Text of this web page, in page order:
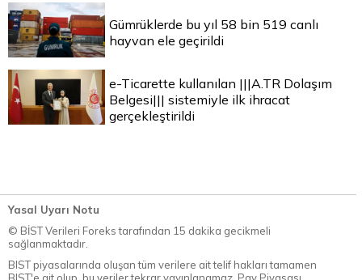
Gümrüklerde bu yıl 58 bin 519 canlı
hayvan ele geçirildi
e-Ticarette kullanılan |||A.TR Dolaşım
Belgesi||| sistemiyle ilk ihracat
gerçekleştirildi
Yasal Uyarı Notu
© BİST Verileri Foreks tarafından 15 dakika gecikmeli
sağlanmaktadır.
BIST piyasalarında oluşan tüm verilere ait telif hakları tamamen